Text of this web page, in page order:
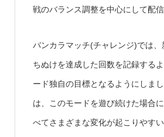
戦のバランス調整を中心にして配信
バンカラマッチ(チャレンジ)では
ちぬけを達成した回数を記録する
ード独自の目標となるようにしま
は、このモードを遊び続けた場合
べてさまざまな変化が起こりやす